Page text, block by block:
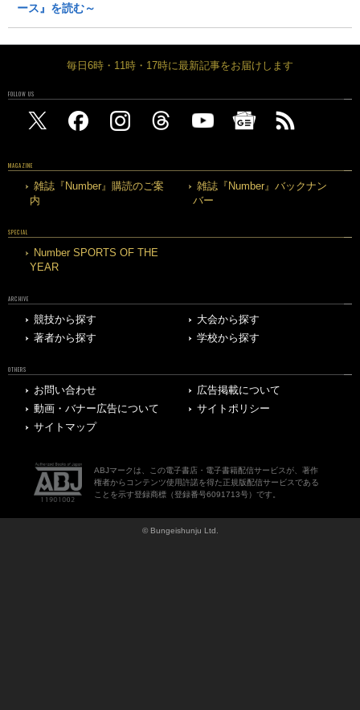
ース』を読む～
毎日6時・11時・17時に最新記事をお届けします
FOLLOW US
MAGAZINE
雑誌『Number』購読のご案
内
雑誌『Number』バックナン
バー
SPECIAL
Number SPORTS OF THE
YEAR
ARCHIVE
競技から探す
大会から探す
著者から探す
学校から探す
OTHERS
お問い合わせ
広告掲載について
動画・バナー広告について
サイトポリシー
サイトマップ
ABJマークは、この電子書店・電子書籍配信サービスが、著作
権者からコンテンツ使用許諾を得た正規版配信サービスである
ことを示す登録商標（登録番号6091713号）です。
© Bungeishunju Ltd.